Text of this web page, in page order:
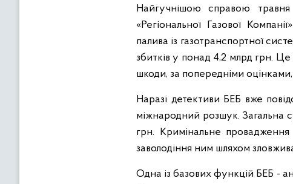
Найгучнішою справою
«Регіональної Газової
палива із газотранспортної
збитків у понад 4,2 млрд грн.
шкоди, за попередніми
Наразі детективи БЕБ вже
міжнародний розшук. Загальна
грн. Кримінальне
заволодіння ним шляхом
Одна із базових функцій БЕБ -